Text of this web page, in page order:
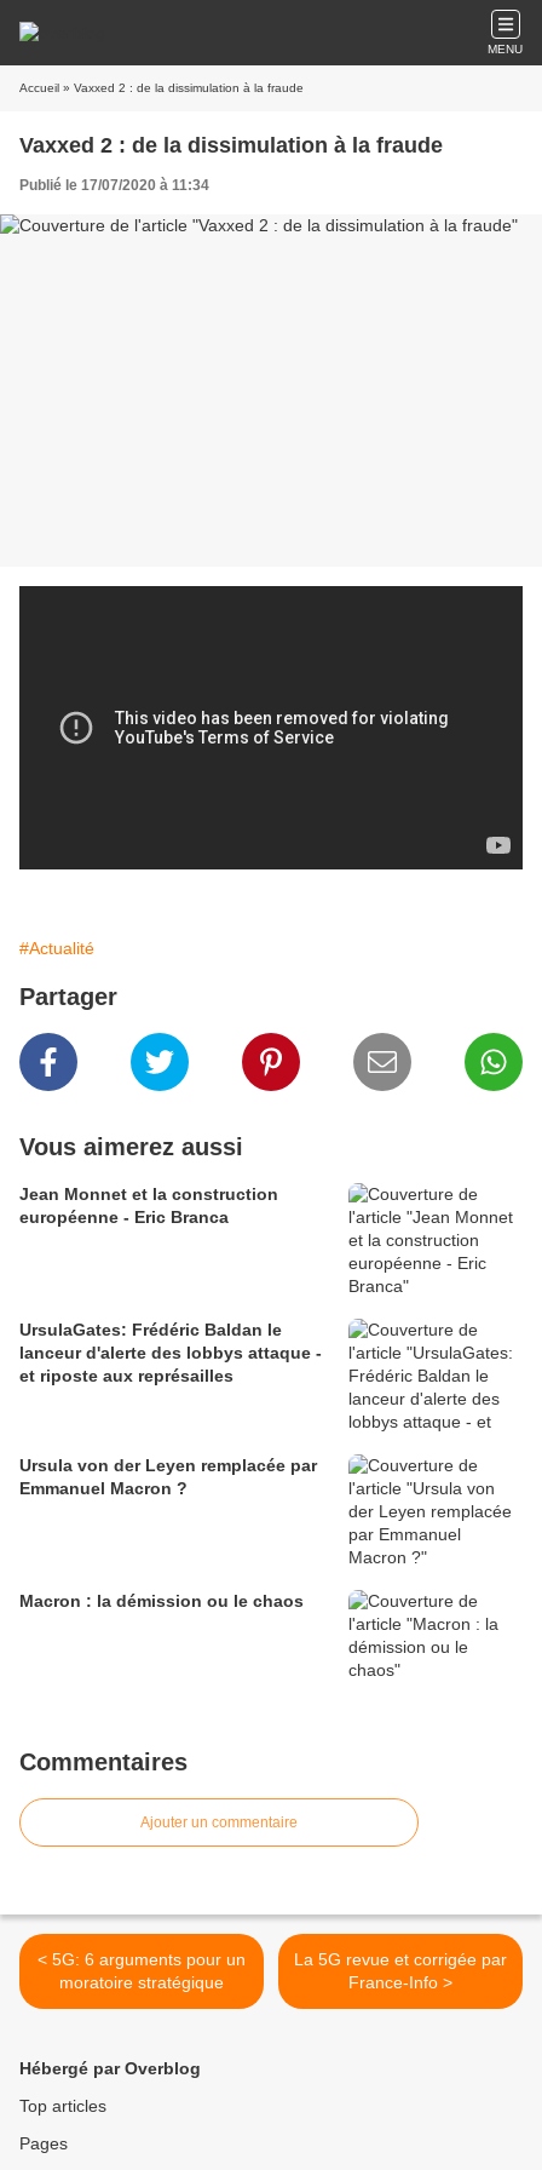
MENU
Accueil » Vaxxed 2 : de la dissimulation à la fraude
Vaxxed 2 : de la dissimulation à la fraude
Publié le 17/07/2020 à 11:34
#Actualité
Partager
Vous aimerez aussi
Jean Monnet et la construction
européenne - Eric Branca
UrsulaGates: Frédéric Baldan le
lanceur d'alerte des lobbys attaque -
et riposte aux représailles
Ursula von der Leyen remplacée par
Emmanuel Macron ?
Macron : la démission ou le chaos
Commentaires
Ajouter un commentaire
< 5G: 6 arguments pour un
moratoire stratégique
La 5G revue et corrigée par
France-Info >
Hébergé par Overblog
Top articles
Pages